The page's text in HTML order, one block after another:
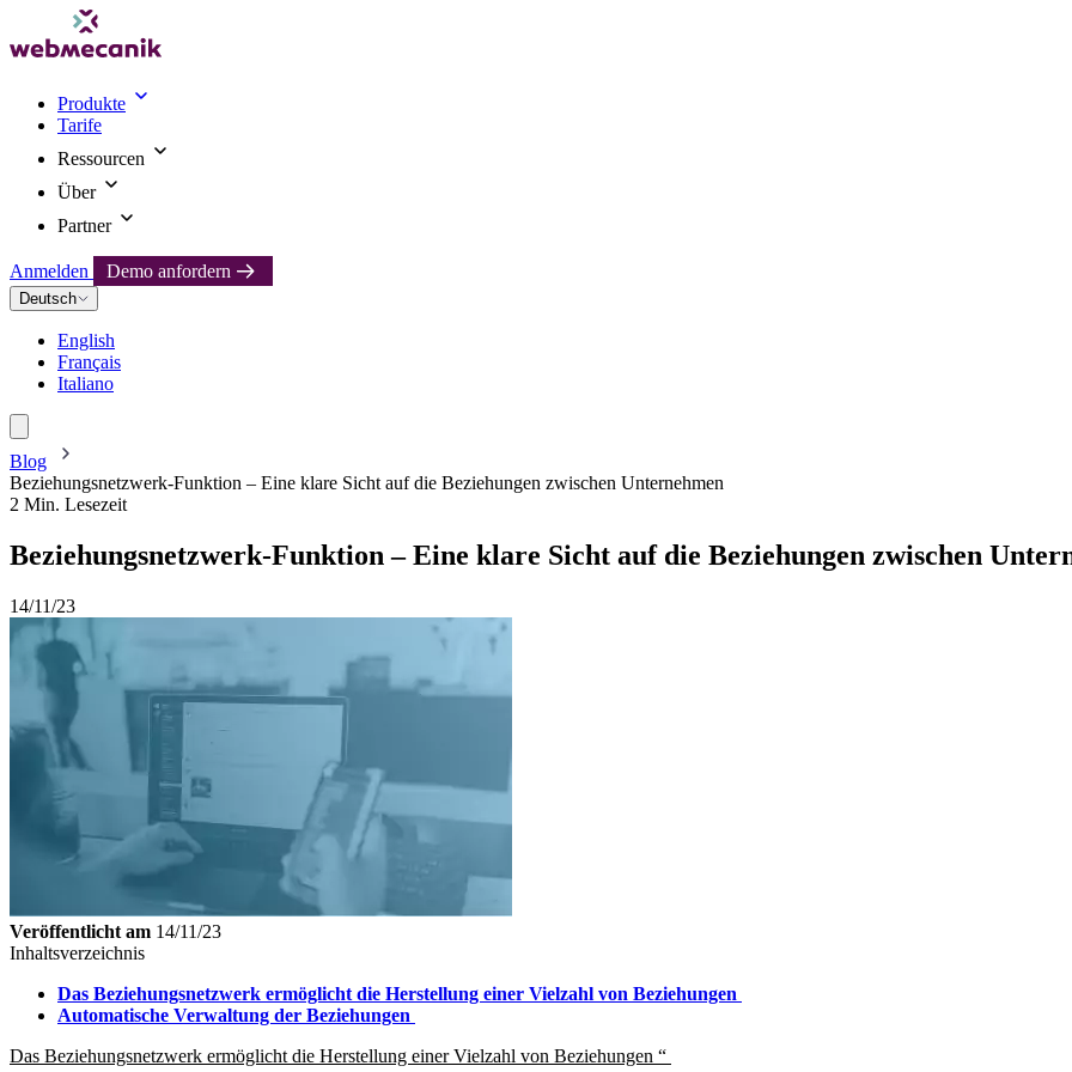
Produkte
Tarife
Ressourcen
Über
Partner
Anmelden Demo anfordern
Deutsch
English
Français
Italiano
Blog
Beziehungsnetzwerk-Funktion – Eine klare Sicht auf die Beziehungen zwischen Unternehmen
2 Min. Lesezeit
Beziehungsnetzwerk-Funktion – Eine klare Sicht auf die Beziehungen zwischen
14/11/23
Veröffentlicht am 14/11/23
Inhaltsverzeichnis
Das Beziehungsnetzwerk ermöglicht die Herstellung einer Vielzahl von Beziehungen
Automatische Verwaltung der Beziehungen
Das Beziehungsnetzwerk ermöglicht die Herstellung einer Vielzahl von Beziehungen “